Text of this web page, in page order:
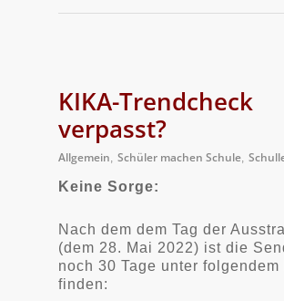
KIKA-Trendcheck
verpasst?
Allgemein Schüler machen Schule
Keine Sorge:
Nach dem dem Tag der
(dem 28. Mai 2022) ist die
noch 30 Tage unter folgendem
finden: